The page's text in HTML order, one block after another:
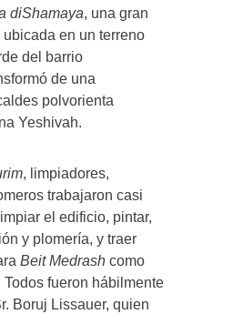
diShamaya, una gran
en un terreno
del barrio
de una
polvorienta
Yeshivah.
, limpiadores,
trabajaron casi
el edificio, pintar,
y plomería, y traer
Beit Medrash como
Todos fueron hábilmente
Boruj Lissauer, quien